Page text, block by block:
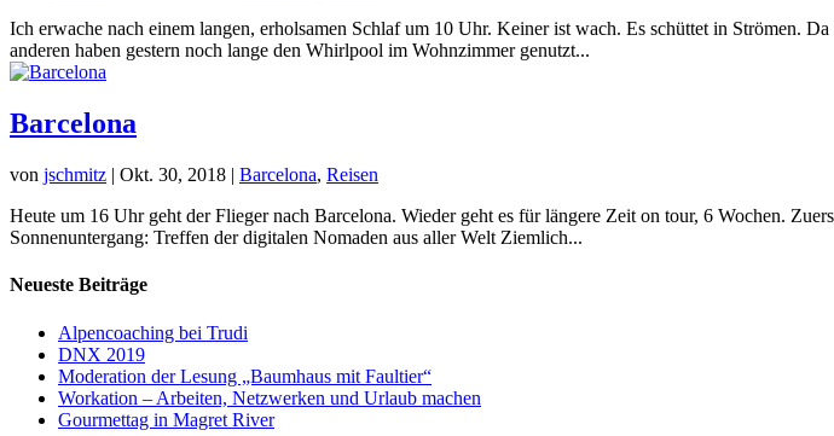
Ich erwache nach einem langen, erholsamen Schlaf um 10 Uhr. Keiner ist wach. Es schüttet in Strömen.
anderen haben gestern noch lange den Whirlpool im Wohnzimmer genutzt...
Barcelona
von jschmitz | Okt. 30, 2018 | Barcelona, Reisen
Heute um 16 Uhr geht der Flieger nach Barcelona. Wieder geht es für längere Zeit on tour, 6 Wochen.
Sonnenuntergang: Treffen der digitalen Nomaden aus aller Welt Ziemlich...
Neueste Beiträge
Alpencoaching bei Trudi
DNX 2019
Moderation der Lesung „Baumhaus mit Faultier“
Workation – Arbeiten, Netzwerken und Urlaub machen
Gourmettag in Magret River